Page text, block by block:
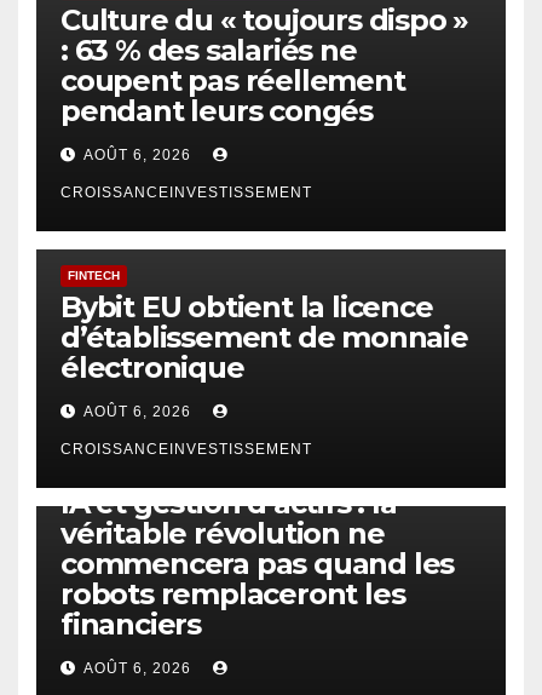
Culture du « toujours dispo »
: 63 % des salariés ne
coupent pas réellement
pendant leurs congés
AOÛT 6, 2026
CROISSANCEINVESTISSEMENT
FINTECH
Bybit EU obtient la licence
d’établissement de monnaie
électronique
AOÛT 6, 2026
CROISSANCEINVESTISSEMENT
IA et gestion d’actifs : la
véritable révolution ne
commencera pas quand les
robots remplaceront les
financiers
AOÛT 6, 2026